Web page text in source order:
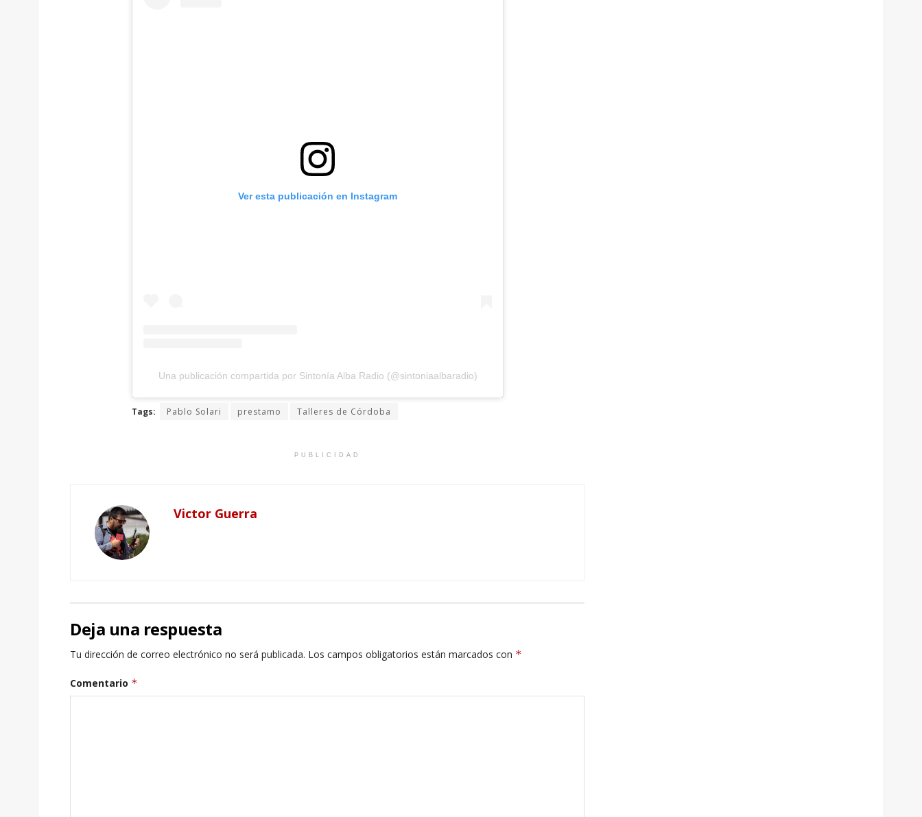
Ver esta publicación en Instagram
Una publicación compartida por Sintonía Alba Radio (@sintoniaalbaradio)
Tags: Pablo Solari prestamo Talleres de Córdoba
PUBLICIDAD
Victor Guerra
Deja una respuesta
Tu dirección de correo electrónico no será publicada. Los campos obligatorios están marcados con *
Comentario *